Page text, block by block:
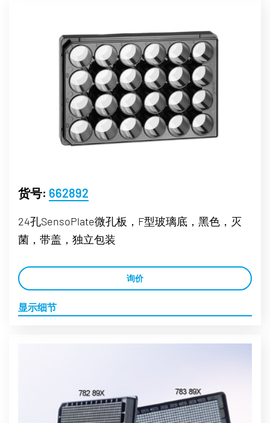
货号: 662892
24孔SensoPlate微孔板，F型玻璃底，黑色，灭
菌，带盖，独立包装
询价
显示细节